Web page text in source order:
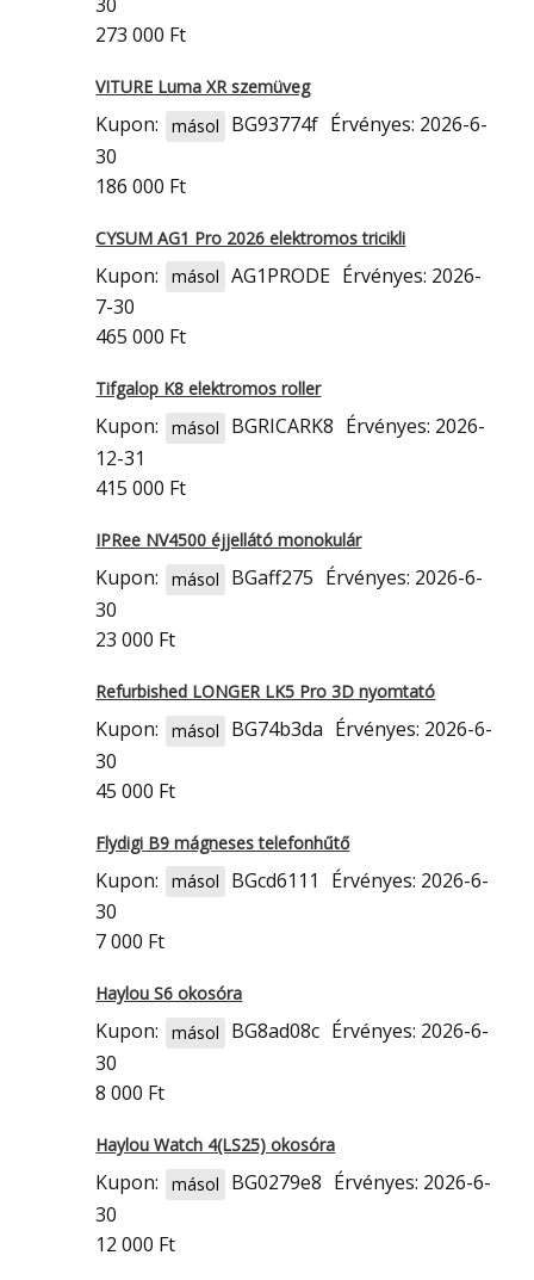
273 000 Ft
VITURE Luma XR szemüveg
Kupon: másol BG93774f Érvényes: 2026-6-
30
186 000 Ft
CYSUM AG1 Pro 2026 elektromos tricikli
Kupon: másol AG1PRODE Érvényes: 2026-
7-30
465 000 Ft
Tifgalop K8 elektromos roller
Kupon: másol BGRICARK8 Érvényes: 2026-
12-31
415 000 Ft
IPRee NV4500 éjjellátó monokulár
Kupon: másol BGaff275 Érvényes: 2026-6-
30
23 000 Ft
Refurbished LONGER LK5 Pro 3D nyomtató
Kupon: másol BG74b3da Érvényes: 2026-6-
30
45 000 Ft
Flydigi B9 mágneses telefonhűtő
Kupon: másol BGcd6111
Érvényes: 2026-6-
30
7 000 Ft
Haylou S6 okosóra
Kupon: másol BG8ad08c Érvényes: 2026-6-
30
8 000 Ft
Haylou Watch 4(LS25) okosóra
Kupon: másol BG0279e8 Érvényes: 2026-6-
30
12 000 Ft